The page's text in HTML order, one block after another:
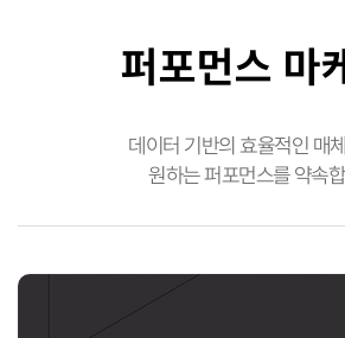
퍼포먼스 마
데이터 기반의 효율적인 매
원하는 퍼포먼스를 약속